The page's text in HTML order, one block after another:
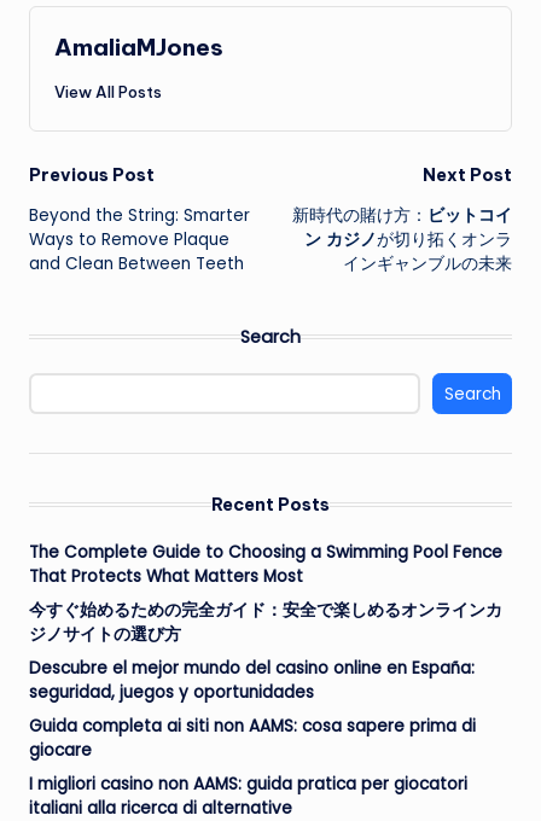
AmaliaMJones
View All Posts
Post
navigation
Previous Post
Beyond the String: Smarter
Ways to Remove Plaque
and Clean Between Teeth
Next Post
新時代の賭け方： ビットコイ
ン カジノが切り拓くオンラ
インギャンブルの未来
Search
Search
Recent Posts
The Complete Guide to Choosing a Swimming Pool Fence
That Protects What Matters Most
今すぐ始めるための完全ガイド：安全で楽しめるオンラインカ
ジノサイトの選び方
Descubre el mejor mundo del casino online en España:
seguridad, juegos y oportunidades
Guida completa ai siti non AAMS: cosa sapere prima di
giocare
I migliori casino non AAMS: guida pratica per giocatori
italiani alla ricerca di alternative